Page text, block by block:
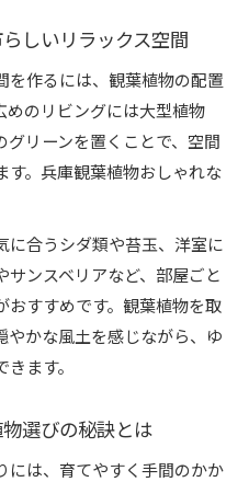
で感じるやすらぎの時間
植物の選び方ガイド
秋冬のやすらぎ体験
彩る暮らしの工夫
植物の四季コラボ
しいリラックス空間
を作るには、観葉植物の配置
めのリビングには大型植物
リーンを置くことで、空間
す。兵庫観葉植物おしゃれな
に合うシダ類や苔玉、洋室に
ンスベリアなど、部屋ごと
おすすめです。観葉植物を取
やかな風土を感じながら、ゆ
ます。
選びの秘訣とは
には、育てやすく手間のかか